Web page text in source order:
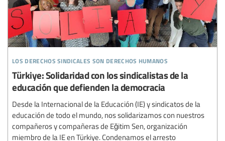
los derechos sindicales son derechos humanos
Türkiye: Solidaridad con los sindicalistas de la
educación que defienden la democracia
Desde la Internacional de la Educación (IE) y sindicatos de la
educación de todo el mundo, nos solidarizamos con nuestros
compañeros y compañeras de Eğitim Sen, organización
miembro de la IE en Türkiye. Condenamos el arresto